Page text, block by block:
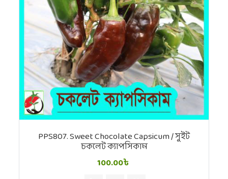
PPS807. Sweet Chocolate Capsicum / সুইট
চকলেট ক্যাপসিকাম
100.00৳